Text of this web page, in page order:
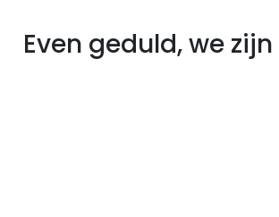
Even geduld, we zijn